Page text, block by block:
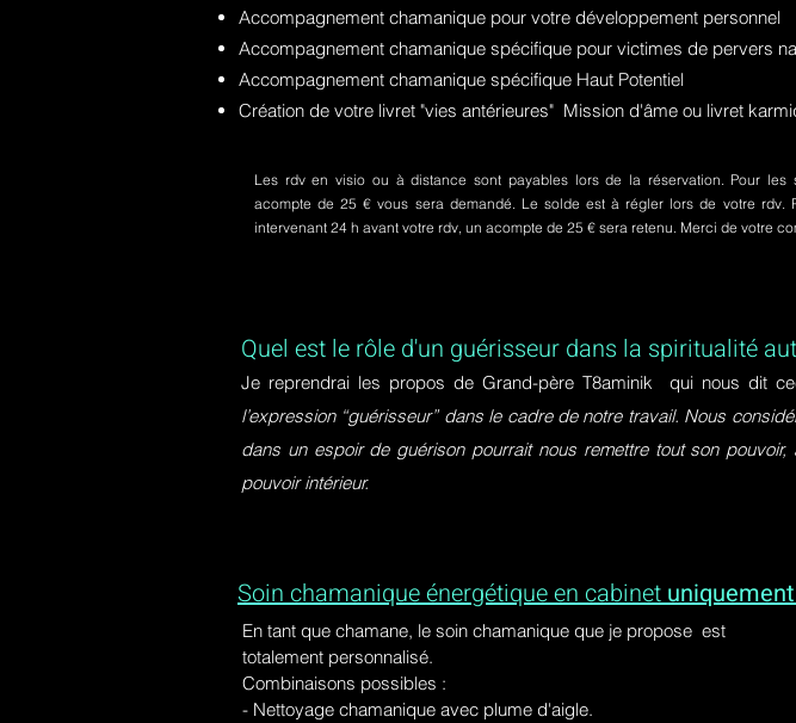
Accompagnement chamanique pour votre développement personnel
Accompagnement chamanique spécifique pour victimes de pervers
Accompagnement chamanique spécifique Haut Potentiel
Création de votre livret "vies antérieures" Mission d'âme ou livret
Les rdv en visio ou à distance sont payables lors de la réservation. Pour les
acompte de 25 € vous sera demandé. Le solde est à régler lors de votre rdv.
intervenant 24 h avant votre rdv, un acompte de 25 € sera retenu. Merci de votre
Quel est le rôle d'un guérisseur dans la spiritualité
Je reprendrai les propos de Grand-père T8aminik qui nous dit
l’expression “guérisseur” dans le cadre de notre travail. Nous
dans un espoir de guérison pourrait nous remettre tout son
pouvoir intérieur.
Soin chamanique énergétique en cabinet
En tant que chamane, le soin chamanique que je propose est
totalement personnalisé.
Combinaisons possibles :
- Nettoyage chamanique avec plume d'aigle.